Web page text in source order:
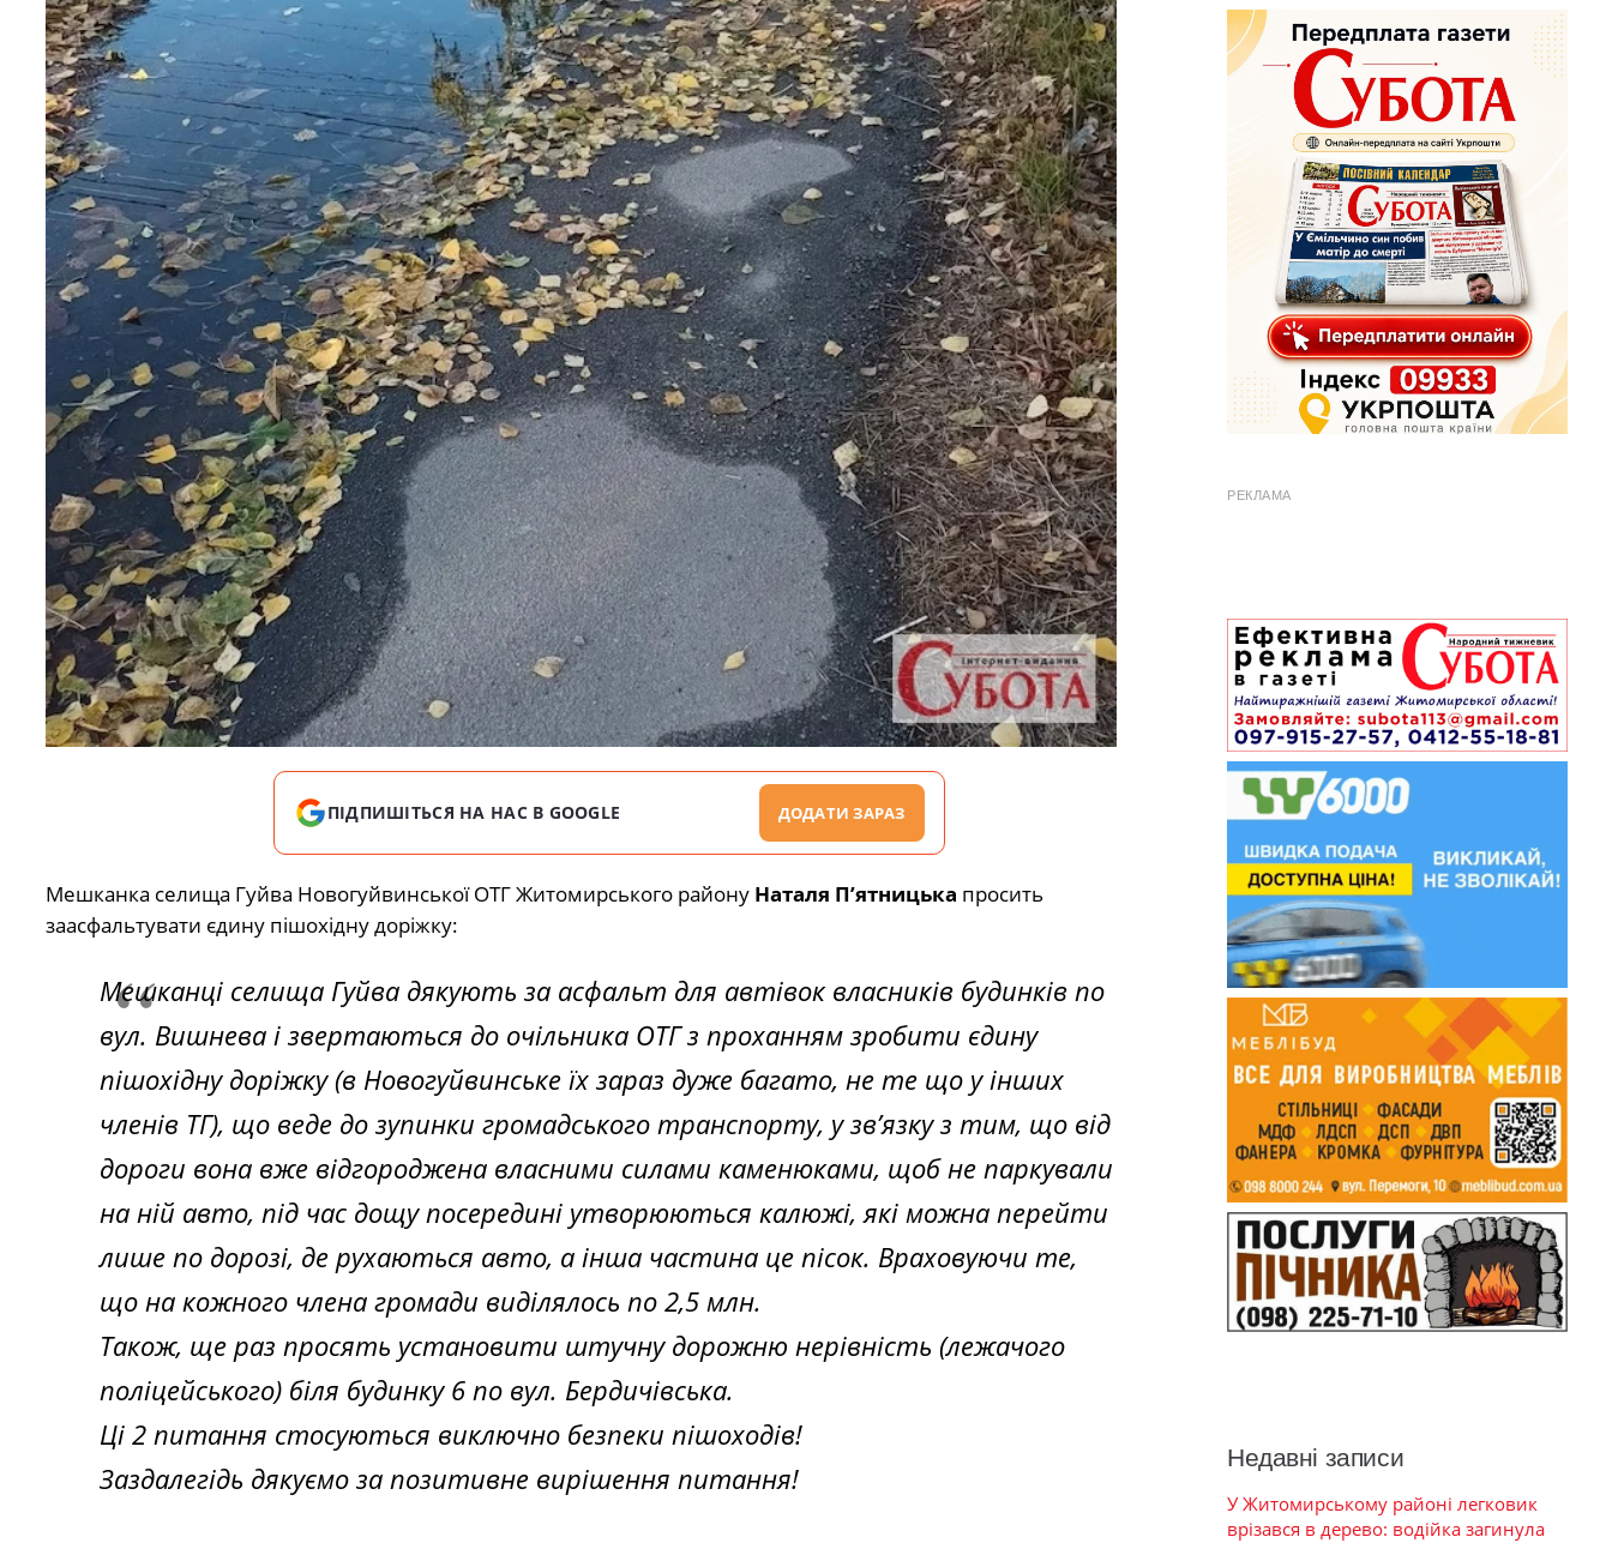
ПІДПИШІТЬСЯ НА НАС В GOOGLE ДОДАТИ ЗАРАЗ
Мешканка селища Гуйва Новогуйвинської ОТГ Житомирського району Наталя Пʼятницька просить
заасфальтувати єдину пішохідну доріжку:
Мешканці селища Гуйва дякують за асфальт для автівок власників будинків по
вул. Вишнева і звертаються до очільника ОТГ з проханням зробити єдину
пішохідну доріжку (в Новогуйвинське їх зараз дуже багато, не те що у інших
членів ТГ), що веде до зупинки громадського транспорту, у зв’язку з тим, що від
дороги вона вже відгороджена власними силами каменюками, щоб не паркували
на ній авто, під час дощу посередині утворюються калюжі, які можна перейти
лише по дорозі, де рухаються авто, а інша частина це пісок. Враховуючи те,
що на кожного члена громади виділялось по 2,5 млн.
Також, ще раз просять установити штучну дорожню нерівність (лежачого
поліцейського) біля будинку 6 по вул. Бердичівська.
Ці 2 питання стосуються виключно безпеки пішоходів!
Заздалегідь дякуємо за позитивне вирішення питання!
РЕКЛАМА
Недавні записи
У Житомирському районі легковик
врізався в дерево: водійка загинула